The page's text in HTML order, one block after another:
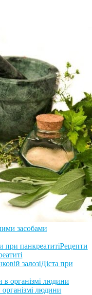
засобами
Рецепти
Дієта при
людини